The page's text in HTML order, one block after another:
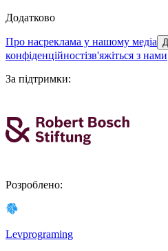
Додатково
про насреклама у нашому медіа
конфіденційностізв'яжіться з нами
За підтримки:
Розроблено:
Levprograming